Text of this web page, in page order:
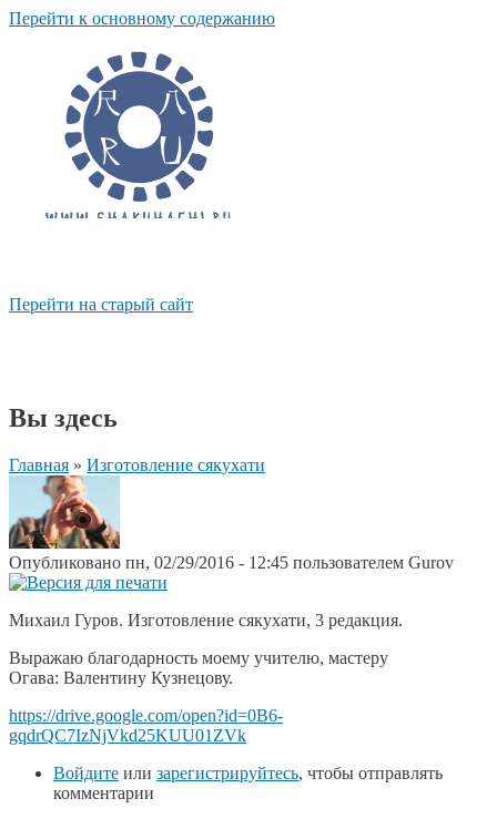
Перейти к основному содержанию
Перейти на старый сайт
Вы здесь
Главная » Изготовление сякухати
Опубликовано пн, 02/29/2016 - 12:45 пользователем Gurov
Михаил Гуров. Изготовление сякухати, 3 редакция.
Выражаю благодарность моему учителю, мастеру
Огава: Валентину Кузнецову.
https://drive.google.com/open?id=0B6-
gqdrQC7IzNjVkd25KUU01ZVk
Войдите или зарегистрируйтесь, чтобы отправлять
комментарии